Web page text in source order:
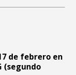
de febrero en
(segundo